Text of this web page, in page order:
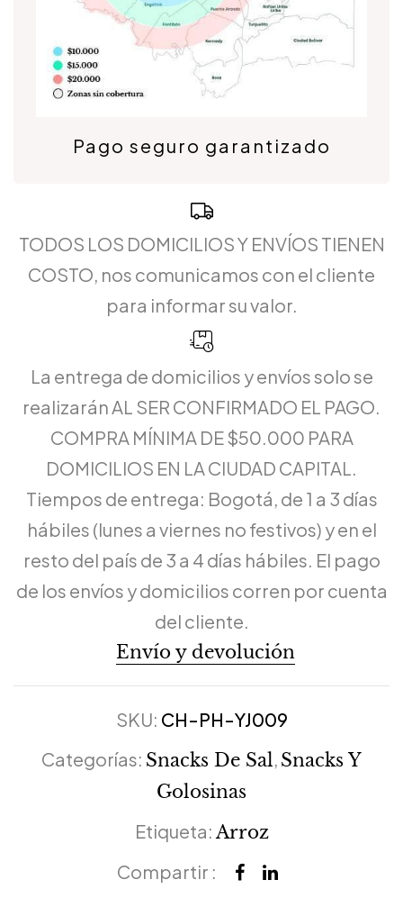
Pago seguro garantizado
TODOS LOS DOMICILIOS Y ENVÍOS TIENEN
COSTO, nos comunicamos con el cliente
para informar su valor.
La entrega de domicilios y envíos solo se
realizarán AL SER CONFIRMADO EL PAGO.
COMPRA MÍNIMA DE $50.000 PARA
DOMICILIOS EN LA CIUDAD CAPITAL.
Tiempos de entrega: Bogotá, de 1 a 3 días
hábiles (lunes a viernes no festivos) y en el
resto del país de 3 a 4 días hábiles. El pago
de los envíos y domicilios corren por cuenta
del cliente.
Envío y devolución
SKU: CH-PH-YJ009
Categorías: Snacks De Sal Snacks Y
Golosinas
Etiqueta: Arroz
Compartir :